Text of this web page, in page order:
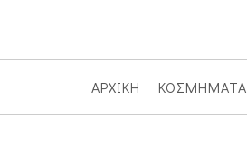
ΑΡΧΙΚΗ ΚΟΣΜΗΜΑΤΑ